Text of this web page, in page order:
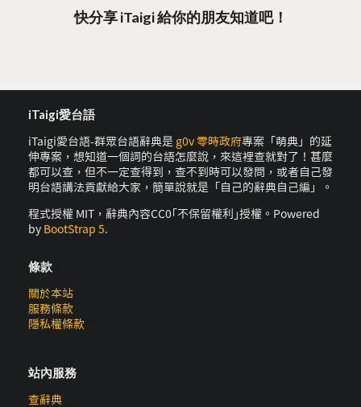
快分享 iTaigi 給你的朋友知道吧！
iTaigi愛台語
iTaigi愛台語-群眾台語辭典是 g0v 零時政府專案「萌典」的延
伸專案，想知道一個詞的台語怎麼說，來這裡查就對了！甚麼
都可以查，但不一定查得到，查不到時可以發問，或者自己發
明台語講法貢獻給大家，簡單說就是「自己的辭典自己編」。
程式授權 MIT，辭典內容CC0｢不保留權利｣授權。Powered
by BootStrap 5.
條款
關於本站
服務條款
隱私權條款
站內服務
查辭典